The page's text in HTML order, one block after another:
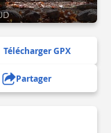
Télécharger GPX
Partager